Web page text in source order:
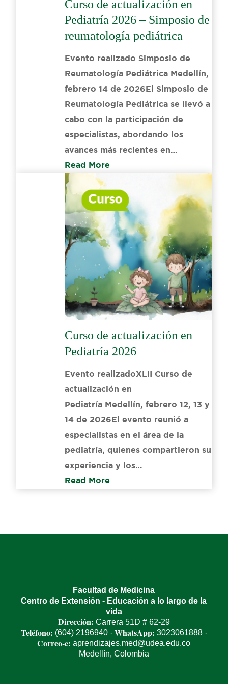
Curso de actualización en
Pediatría 2026 – Simposio de
reumatología pediátrica
Evento realizado Simposio de
Reumatología Pediátrica Medellín,
febrero 14 de 2026El Simposio de
Reumatología Pediátrica se llevó a
cabo con la participación de
especialistas, abordando los
avances más recientes en…
Read More
Curso de actualización en
Pediatría 2026
Evento realizadoXLII Curso de
actualización en
Pediatría Medellín, febrero 12, 13 y
14 de 2026El evento reunió a
especialistas en el área de la
pediatría, quienes compartieron su
experiencia y los…
Read More
Facultad de Medicina
Centro de Extensión - Educación a lo largo de la
vida
Dirección: Carrera 51D # 62-29
Teléfono: (604) 2196940· WhatsApp: 3023061888·
Correo-e: aprendizajes.med@udea.edu.co
Medellín, Colombia